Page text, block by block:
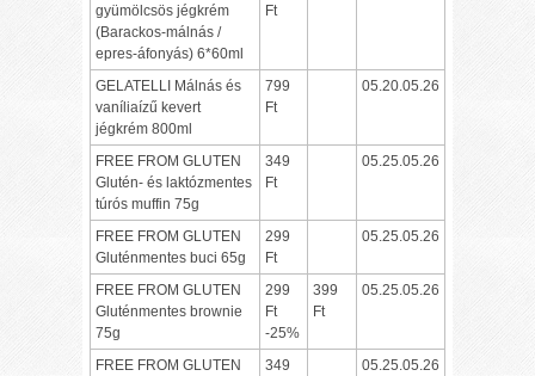
gyümölcsös jégkrém
(Barackos-málnás /
epres-áfonyás) 6*60ml
Ft
GELATELLI Málnás és
vaníliaízű kevert
jégkrém 800ml
799
Ft
05.20.05.26
FREE FROM GLUTEN
Glutén- és laktózmentes
túrós muffin 75g
349
Ft
05.25.05.26
FREE FROM GLUTEN
Gluténmentes buci 65g
299
Ft
05.25.05.26
FREE FROM GLUTEN
Gluténmentes brownie
75g
299
Ft
-25%
399
Ft
05.25.05.26
FREE FROM GLUTEN
349
05.25.05.26